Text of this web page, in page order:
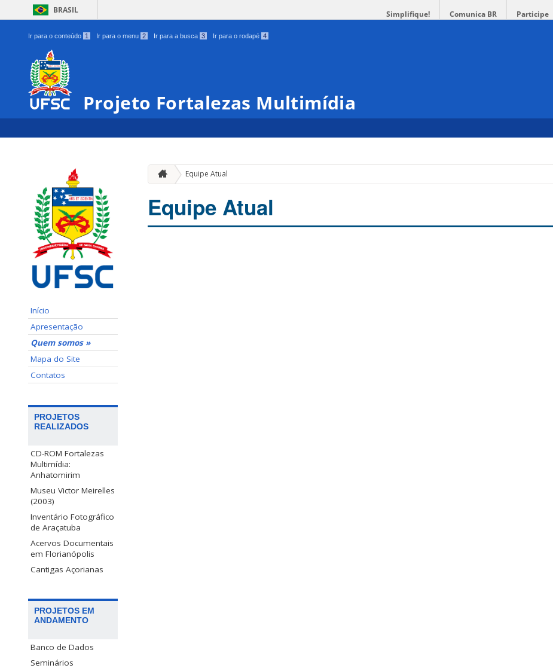
BRASIL Simplifique! Comunica BR Participe
Ir para o conteúdo 1 Ir para o menu 2 Ir para a busca 3 Ir para o rodapé 4
Projeto Fortalezas Multimídia
Início
Apresentação
Quem somos »
Mapa do Site
Contatos
PROJETOS
REALIZADOS
CD-ROM Fortalezas
Multimídia:
Anhatomirim
Museu Victor Meirelles
(2003)
Inventário Fotográfico
de Araçatuba
Acervos Documentais
em Florianópolis
Cantigas Açorianas
PROJETOS EM
ANDAMENTO
Banco de Dados
Seminários
Equipe Atual
Equipe Atual